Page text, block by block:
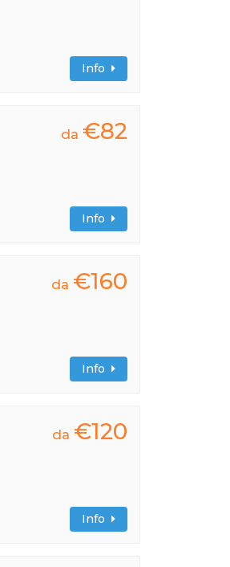
Info
da €82
Info
da €160
Info
da €120
Info